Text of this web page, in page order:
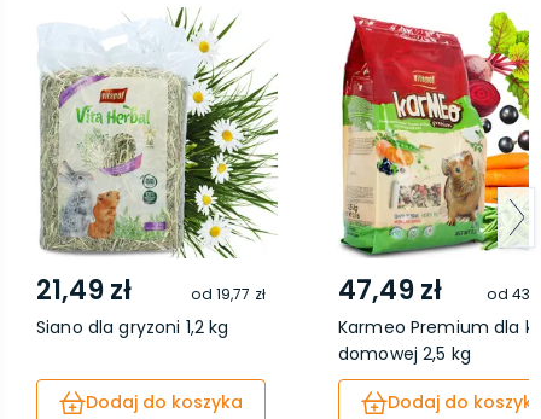
21,49 zł od 19,77 zł
Siano dla gryzoni 1,2 kg
Dodaj do koszyka
47,49 zł od
Karmeo Premium dla
domowej 2,5 kg
Dodaj do